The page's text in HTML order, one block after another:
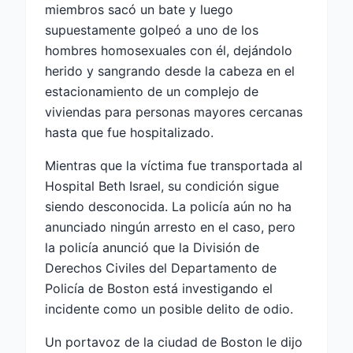
miembros sacó un bate y luego
supuestamente golpeó a uno de los
hombres homosexuales con él, dejándolo
herido y sangrando desde la cabeza en el
estacionamiento de un complejo de
viviendas para personas mayores cercanas
hasta que fue hospitalizado.
Mientras que la víctima fue transportada al
Hospital Beth Israel, su condición sigue
siendo desconocida. La policía aún no ha
anunciado ningún arresto en el caso, pero
la policía anunció que la División de
Derechos Civiles del Departamento de
Policía de Boston está investigando el
incidente como un posible delito de odio.
Un portavoz de la ciudad de Boston le dijo